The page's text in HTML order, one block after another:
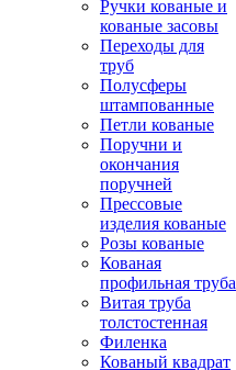
Ручки кованые и
кованые засовы
Переходы для
труб
Полусферы
штампованные
Петли кованые
Поручни и
окончания
поручней
Прессовые
изделия кованые
Розы кованые
Кованая
профильная труба
Витая труба
толстостенная
Филенка
Кованый квадрат